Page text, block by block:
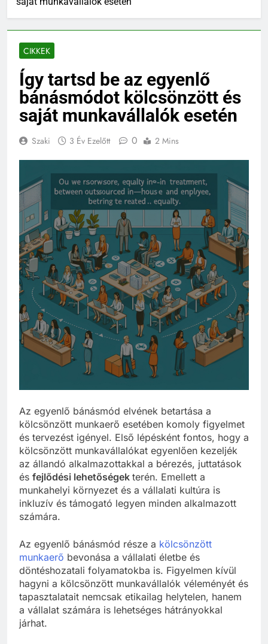
CIKKEK
Így tartsd be az egyenlő
bánásmódot kölcsönzött és
saját munkavállalók esetén
Szaki 3 Év Ezelőtt 0 2 Mins
Az egyenlő bánásmód elvének betartása a
kölcsönzött munkaerő esetében komoly figyelmet
és tervezést igényel. Első lépésként fontos, hogy a
kölcsönzött munkavállalókat egyenlően kezeljék
az állandó alkalmazottakkal a bérezés, juttatások
és fejlődési lehetőségek terén. Emellett a
munkahelyi környezet és a vállalati kultúra is
inkluzív és támogató legyen minden alkalmazott
számára.
Az egyenlő bánásmód része a kölcsönzött
munkaerő bevonása a vállalati életbe és
döntéshozatali folyamatokba is. Figyelmen kívül
hagyni a kölcsönzött munkavállalók véleményét és
tapasztalatait nemcsak etikailag helytelen, hanem
a vállalat számára is lehetséges hátrányokkal
járhat.